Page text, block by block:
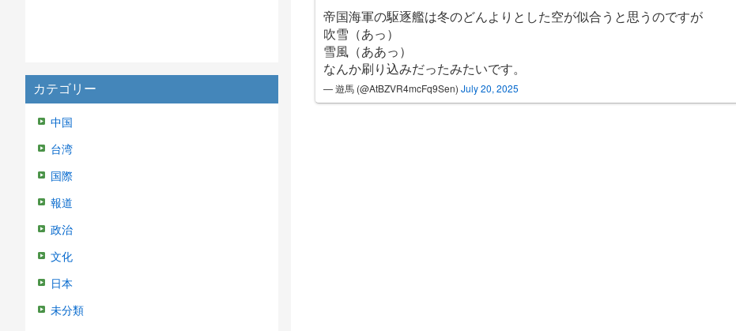
カテゴリー
中国
台湾
国際
報道
政治
文化
日本
未分類
帝国海軍の駆逐艦は冬のどんよりとした空が似合うと思うのですが
吹雪（あっ）
雪風（ああっ）
なんか刷り込みだったみたいです。
— 遊馬 (@AtBZVR4mcFq9Sen) July 20, 2025